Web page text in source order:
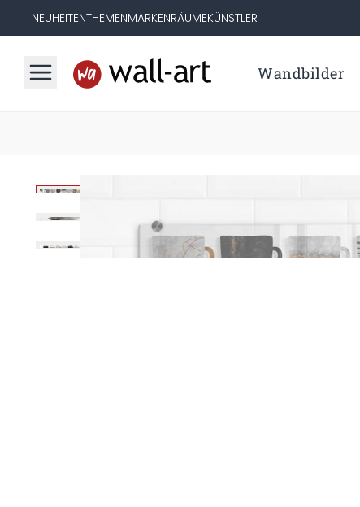
NEUHEITENTHEMENMARKENRÄUMEKÜNSTLER
Wandbilder